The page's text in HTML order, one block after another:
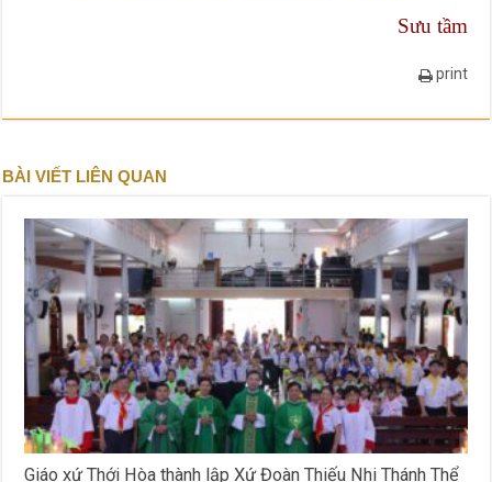
Sưu tầm
print
BÀI VIẾT LIÊN QUAN
Giáo xứ Thới Hòa thành lập Xứ Đoàn Thiếu Nhi Thánh Thể